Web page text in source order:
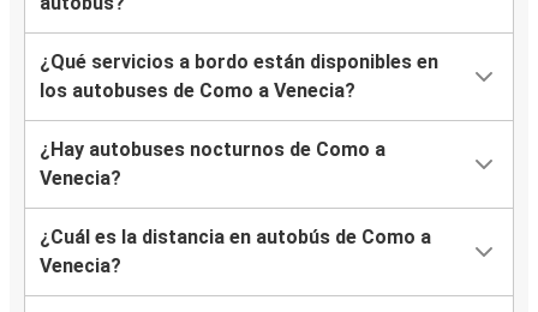
¿Qué servicios a bordo están disponibles en
los autobuses de Como a Venecia?
¿Hay autobuses nocturnos de Como a
Venecia?
¿Cuál es la distancia en autobús de Como a
Venecia?